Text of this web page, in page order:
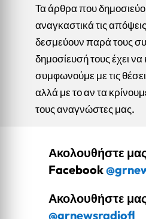
Τα άρθρα που
αναγκαστικά τις
δεσμεύουν παρά τους
δημοσίευσή τους έχει να
συμφωνούμε με τις
αλλά με το αν τα
τους αναγνώστες μας.
Ακολουθήστε
Facebook
Ακολουθήστε
@grnewsradiofl